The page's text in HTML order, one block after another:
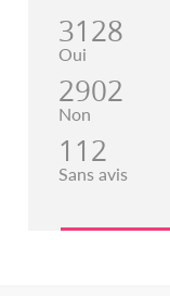
3128
Oui
2902
Non
112
Sans avis